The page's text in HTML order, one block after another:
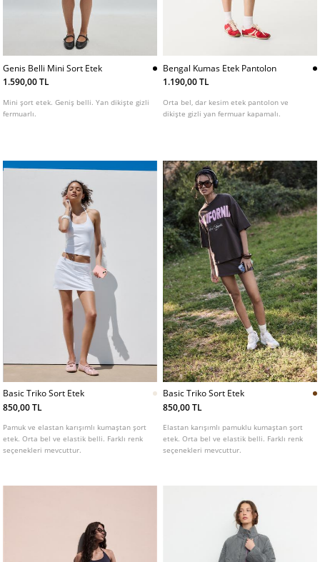
Genis Belli Mini Sort Etek
1.590,00 TL
Mini şort etek. Geniş belli. Yan dikişte gizli
fermuarlı.
Bengal Kumas Etek Pantolon
1.190,00 TL
Orta bel, dar kesim etek pantolon ve
dikişte gizli yan fermuar kapamalı.
Basic Triko Sort Etek
850,00 TL
Pamuk ve elastan karışımlı kumaştan şort
etek. Orta bel ve elastik belli. Farklı renk
seçenekleri mevcuttur.
Basic Triko Sort Etek
850,00 TL
Elastan karışımlı pamuklu kumaştan şort
etek. Orta bel ve elastik belli. Farklı renk
seçenekleri mevcuttur.